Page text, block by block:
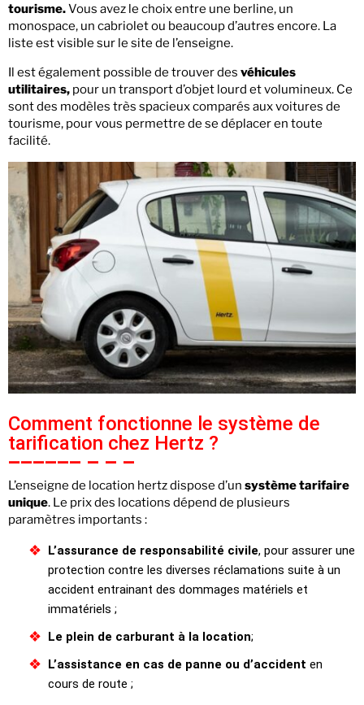
tourisme.Vous avez le choix entre une berline, un
monospace, un cabriolet ou beaucoup d’autres encore. La
liste est visible sur le site de l’enseigne.
Il est également possible de trouver des véhicules
utilitaires, pour un transport d’objet lourd et volumineux. Ce
sont des modèles très spacieux comparés aux voitures de
tourisme, pour vous permettre de se déplacer en toute
facilité.
Comment fonctionne le système de
tarification chez Hertz ?
L’enseigne de location hertz dispose d’un système tarifaire
unique. Le prix des locations dépend de plusieurs
paramètres importants :
L’assurance de responsabilité civile, pour assurer une
protection contre les diverses réclamations suite à un
accident entrainant des dommages matériels et
immatériels ;
Le plein de carburant à la location;
L’assistance en cas de panne ou d’accident en
cours de route ;